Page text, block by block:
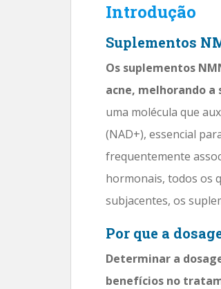
Introdução
Suplementos
Os suplementos
acne, melhorando a
uma molécula que
(NAD+), essencial
frequentemente
hormonais, todos os
subjacentes, os
Por que a
Determinar a
benefícios no